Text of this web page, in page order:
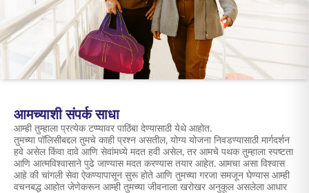
ENGLISH
ऑनलाइन खरेदी करा प्रीमियम भरा
1800 267 9090
आमच्याशी संपर्क साधा
आम्ही तुम्हाला प्रत्येक टप्प्यावर पाठिंबा देण्यासाठी येथे आहोत.
तुमच्या पॉलिसीबद्दल तुमचे काही प्रश्न असतील, योग्य योजना निवडण्यासाठी मार्गदर्शन
हवे असेल किंवा दावे आणि सेवांमध्ये मदत हवी असेल, तर आमचे पथक तुम्हाला स्पष्टता
आणि आत्मविश्वासाने पुढे जाण्यास मदत करण्यास तयार आहेत. आमचा असा विश्वास
आहे की चांगली सेवा ऐकण्यापासून सुरू होते आणि तुमच्या गरजा समजून घेण्यास आम्ही
वचनबद्ध आहोत जेणेकरून आम्ही तुमच्या जीवनाला खरोखर अनुकूल असलेला आधार